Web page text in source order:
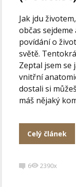
Jak jdu
občas
povídání o
světě.
Zeptal jsem se
vnitřní
dostali si
máš nějaký
Celý článek
6 2390x